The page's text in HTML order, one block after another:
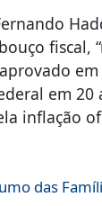
fiscal,
em
inflação
das